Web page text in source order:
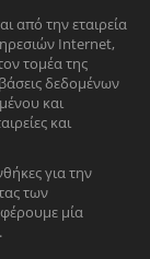
από την εταιρεία
Internet,
τομέα της
δεδομένων
και
και
για την
των
μία